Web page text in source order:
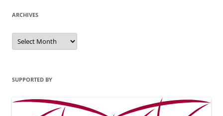
ARCHIVES
Archives
SUPPORTED BY